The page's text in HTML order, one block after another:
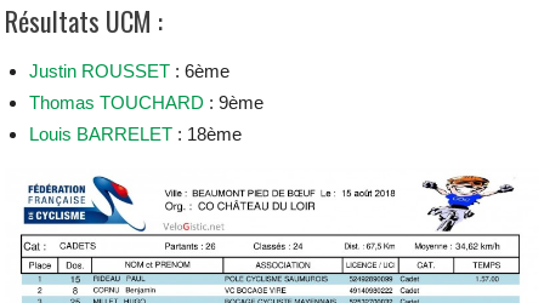
Résultats UCM :
Justin ROUSSET : 6ème
Thomas TOUCHARD : 9ème
Louis BARRELET : 18ème